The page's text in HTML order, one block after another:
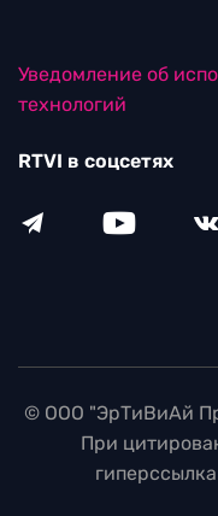
Уведомление об
технологий
RTVI в соцсетях
© ООО "ЭрТиВиАй
При